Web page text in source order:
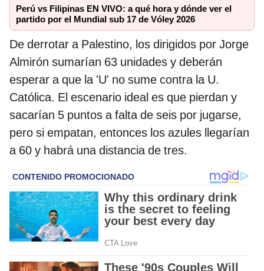
Perú vs Filipinas EN VIVO: a qué hora y dónde ver el
partido por el Mundial sub 17 de Vóley 2026
De derrotar a Palestino, los dirigidos por Jorge
Almirón sumarían 63 unidades y deberán
esperar a que la 'U' no sume contra la U.
Católica. El escenario ideal es que pierdan y
sacarían 5 puntos a falta de seis por jugarse,
pero si empatan, entonces los azules llegarían
a 60 y habrá una distancia de tres.